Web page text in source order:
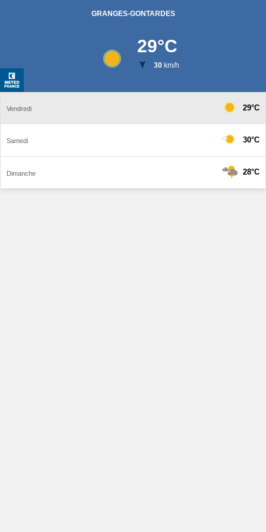
GRANGES-GONTARDES
29°C
30km/h
Vendredi 29°C
Samedi 30°C
Dimanche 28°C